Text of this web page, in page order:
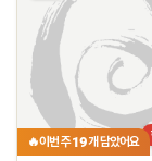
🔥이번 주19개 담았어요